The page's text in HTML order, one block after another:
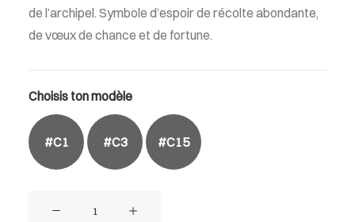
de l’archipel. Symbole d’espoir de récolte abondante,
de vœux de chance et de fortune.
Choisis ton modèle
#C1 #C3 #C15